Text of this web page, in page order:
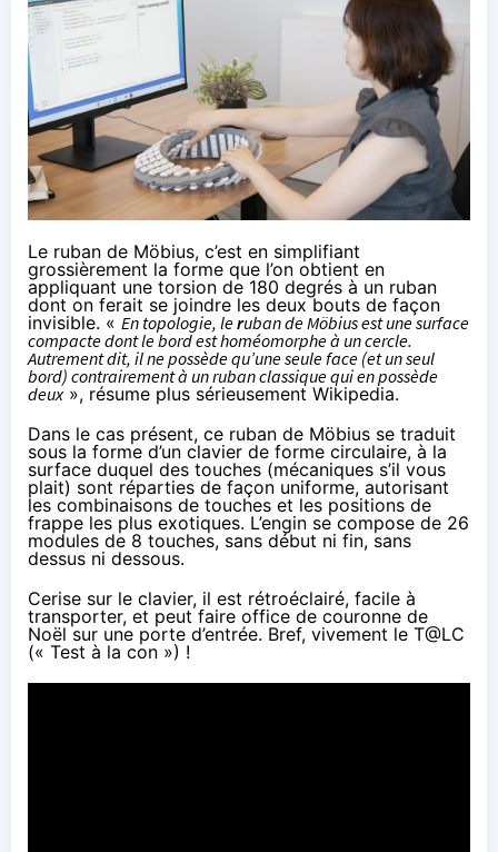
Le ruban de Möbius, c’est en simplifiant
grossièrement la forme que l’on obtient en
appliquant une torsion de 180 degrés à un ruban
dont on ferait se joindre les deux bouts de façon
invisible. « En topologie, leruban de Möbius est une surface
compacte dont le bord est homéomorphe à un cercle.
Autrement dit, il ne possède qu’une seule face (et un seul
bord) contrairement à un ruban classique qui en possède
deux», résume plus sérieusement Wikipedia.
Dans le cas présent, ce ruban de Möbius se traduit
sous la forme d’un clavier de forme circulaire, à la
surface duquel des touches (mécaniques s’il vous
plait) sont réparties de façon uniforme, autorisant
les combinaisons de touches et les positions de
frappe les plus exotiques. L’engin se compose de 26
modules de 8 touches, sans début ni fin, sans
dessus ni dessous.
Cerise sur le clavier, il est rétroéclairé, facile à
transporter, et peut faire office de couronne de
Noël sur une porte d’entrée. Bref, vivement le T@LC
(« Test à la con ») !